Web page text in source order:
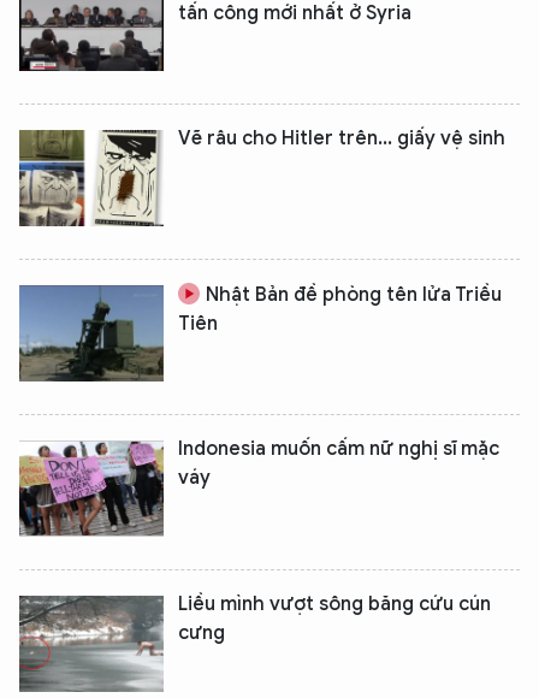
tấn công mới nhất ở Syria
Vẽ râu cho Hitler trên... giấy vệ sinh
Nhật Bản đề phòng tên lửa Triều
Tiên
Indonesia muốn cấm nữ nghị sĩ mặc
váy
Liều mình vượt sông băng cứu cún
cưng